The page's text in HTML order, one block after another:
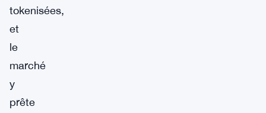
tokenisées,
et
le
marché
y
prête